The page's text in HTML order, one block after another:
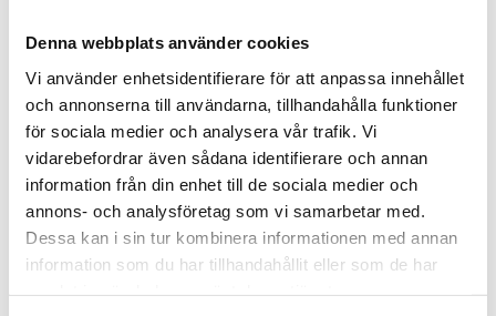
Denna webbplats använder cookies
Vi använder enhetsidentifierare för att anpassa innehållet
och annonserna till användarna, tillhandahålla funktioner
för sociala medier och analysera vår trafik. Vi
vidarebefordrar även sådana identifierare och annan
information från din enhet till de sociala medier och
annons- och analysföretag som vi samarbetar med.
Dessa kan i sin tur kombinera informationen med annan
information som du har tillhandahållit eller som de har
Multitest 1-dV från Mecmesin är ett kostnadseffektiv
provställ/dragprovare för produktprovning genom drag och
LÄS MER